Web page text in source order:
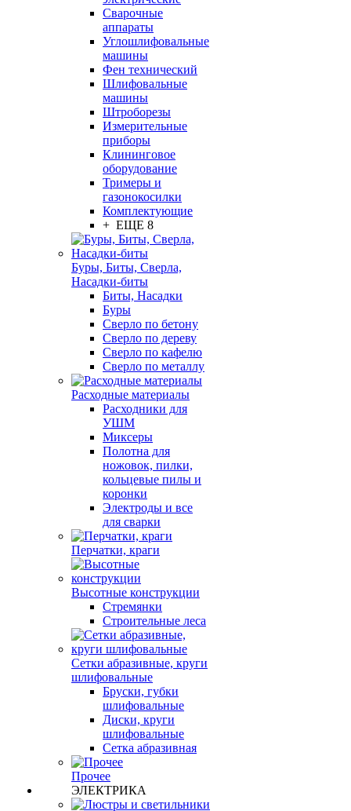
Сварочные
аппараты
Углошлифовальные
машины
Фен технический
Шлифовальные
машины
Штроборезы
Измерительные
приборы
Клининговое
оборудование
Тримеры и
газонокосилки
Комплектующие
+ ЕЩЕ 8
Буры, Биты, Сверла,
Насадки-биты
Биты, Насадки
Буры
Сверло по бетону
Сверло по дереву
Сверло по кафелю
Сверло по металлу
Расходные материалы
Расходники для
УШМ
Миксеры
Полотна для
ножовок, пилки,
кольцевые пилы и
коронки
Электроды и все
для сварки
Перчатки, краги
Высотные конструкции
Стремянки
Строительные леса
Сетки абразивные, круги
шлифовальные
Бруски, губки
шлифовальные
Диски, круги
шлифовальные
Сетка абразивная
Прочее
ЭЛЕКТРИКА